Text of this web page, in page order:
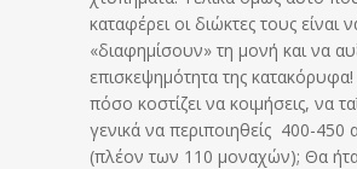
καταφέρει οι διώκτες τους είναι
«διαφημίσουν» τη μονή και να
επισκεψημότητα της
πόσο κοστίζει να κοιμήσεις, να
γενικά να περιποιηθείς 400-
(πλέον των 110 μοναχών); Θα